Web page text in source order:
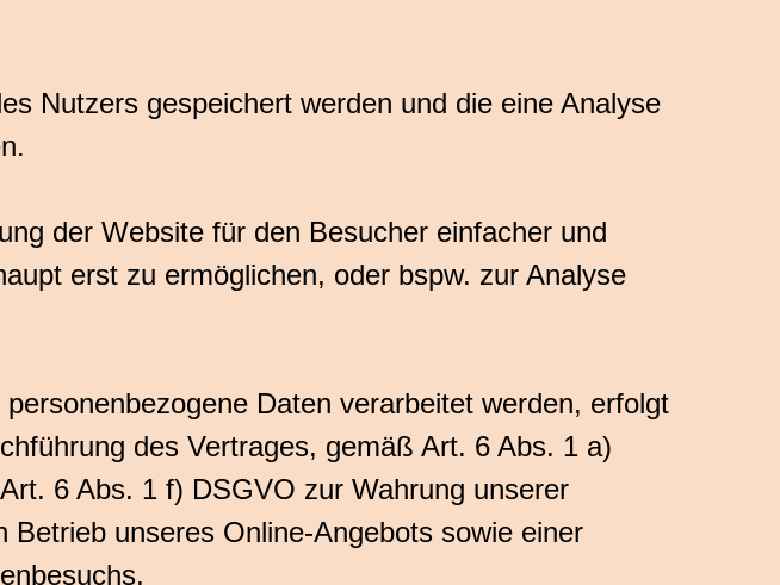
Nutzers gespeichert werden und die eine Analyse
der Website für den Besucher einfacher und
erst zu ermöglichen, oder bspw. zur Analyse
Daten verarbeitet werden, erfolgt
des Vertrages, gemäß Art. 6 Abs. 1 a)
6 Abs. 1 f) DSGVO zur Wahrung unserer
unseres Online-Angebots sowie einer